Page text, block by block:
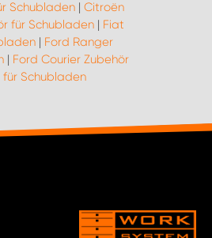
Schubladen | Citroën
für Schubladen| Fiat
| Ford Ranger
| Ford Courier Zubehör
Schubladen